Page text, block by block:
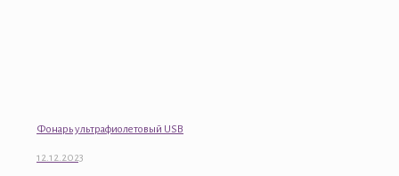
Фонарь ультрафиолетовый USB
12.12.2023